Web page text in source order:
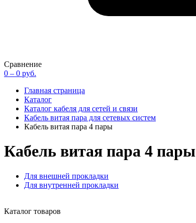
Сравнение
0 – 0 руб.
Главная страница
Каталог
Каталог кабеля для сетей и связи
Кабель витая пара для сетевых систем
Кабель витая пара 4 пары
Кабель витая пара 4 пары
Для внешней прокладки
Для внутренней прокладки
Каталог товаров